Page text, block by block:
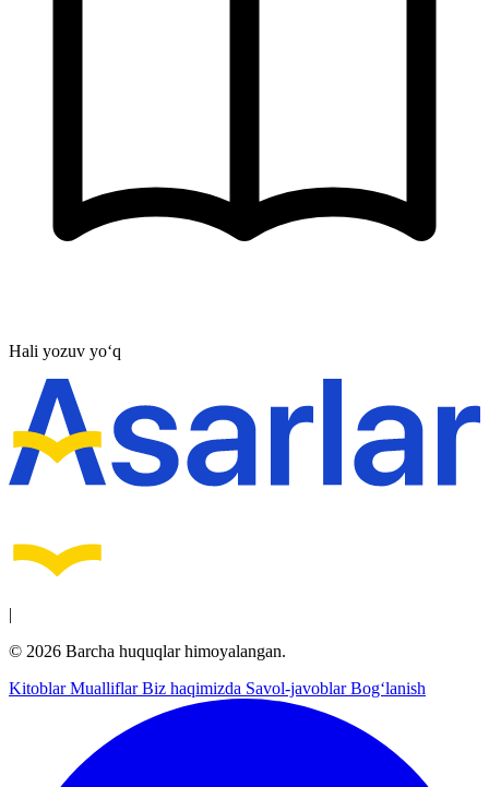
Hali yozuv yo‘q
|
© 2026 Barcha huquqlar himoyalangan.
KitoblarMualliflarBiz haqimizda Savol-javoblarBog‘lanish